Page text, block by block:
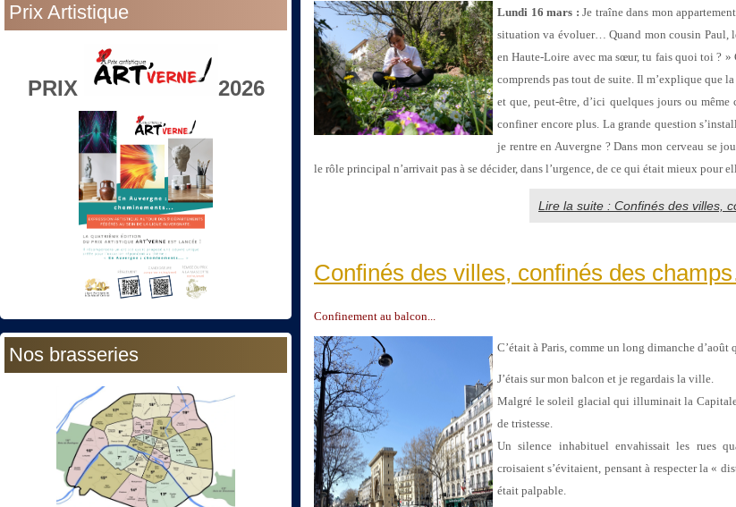
Prix Artistique
PRIX 2026
Nos brasseries
Lundi 16 mars : Je traîne dans mon
situation va évoluer… Quand mon cousin Paul,
en Haute-Loire avec ma sœur, tu fais quoi toi ? »
comprends pas tout de suite. Il m’explique que
et que, peut-être, d’ici quelques jours ou
confiner encore plus. La grande question
je rentre en Auvergne ? Dans mon cerveau se
le rôle principal n’arrivait pas à se décider, dans l’urgence, de ce qui était mieux pour
Lire la suite : Confinés des villes,
Confinés des villes, confinés des
Confinement au balcon...
C’était à Paris, comme un long dimanche
J’étais sur mon balcon et je regardais la ville.
Malgré le soleil glacial qui illuminait la
de tristesse.
Un silence inhabituel envahissait les rues
croisaient s’évitaient, pensant à respecter la «
était palpable.